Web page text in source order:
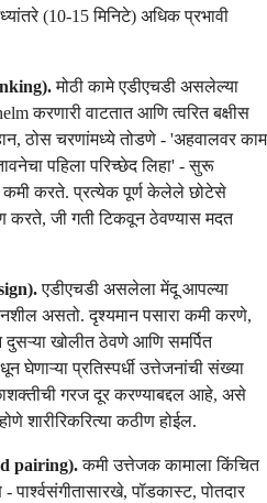
(10-15 मिनिटे) अधिक प्रभावी
मोठी कामे एडीएचडी असलेल्या
करणारी वाटतात आणि त्वरित बक्षीस
ठोस चरणांमध्ये तोडणे - 'अहवालवर काम
पहिला परिच्छेद लिहा' - सुरू
करते. प्रत्येक पूर्ण केलेले छोटेसे
करते, जी गती टिकवून ठेवण्यास मदत
एडीएचडी असलेला मेंदू आपल्या
असतो. दृश्यमान पसारा कमी करणे,
खोलीत ठेवणे आणि समर्पित
घेणाऱ्या प्रतिस्पर्धी उत्तेजनांची संख्या
गरज दूर करण्याबद्दल आहे, असे
शारीरिकरित्या कठीण होईल.
pairing).कमी उत्तेजक कामाला किंचित
पॉडकास्ट, पोतदार